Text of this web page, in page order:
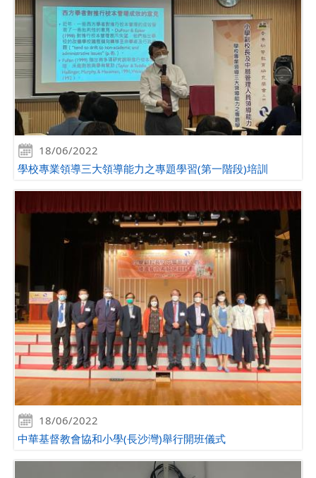
18/06/2022
學校專業領導三大領導能力之專題學習(第一階段)培訓
18/06/2022
中華基督教會協和小學(長沙灣)舉行開班儀式